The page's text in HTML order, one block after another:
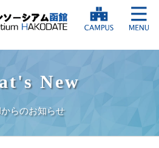
New
らのお知らせ